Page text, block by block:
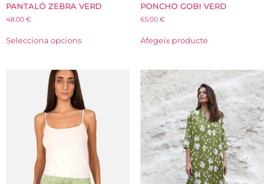
PANTALÓ ZEBRA VERD
48.00 €
Selecciona opcions
PONCHO GOBI VERD
65.00 €
Afegeix producte